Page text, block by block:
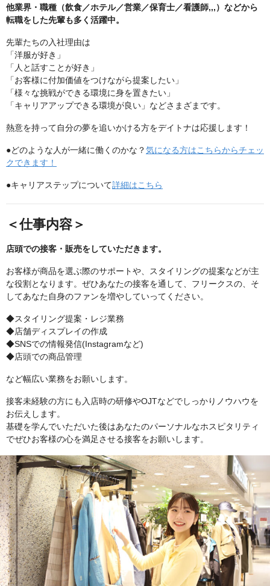
他業界・職種（飲食／ホテル／営業／保育士／看護師,,,）などから
転職をした先輩も多く活躍中。
先輩たちの入社理由は
「洋服が好き」
「人と話すことが好き」
「お客様に付加価値をつけながら提案したい」
「様々な挑戦ができる環境に身を置きたい」
「キャリアアップできる環境が良い」などさまざまです。
熱意を持って自分の夢を追いかける方をデイトナは応援します！
●どのような人が一緒に働くのかな？気になる方はこちらからチェッ
クできます！
●キャリアステップについて詳細はこちら
＜仕事内容＞
店頭での接客・販売をしていただきます。
お客様が商品を選ぶ際のサポートや、スタイリングの提案などが主
な役割となります。ぜひあなたの接客を通して、フリークスの、そ
してあなた自身のファンを増やしていってください。
◆スタイリング提案・レジ業務
◆店舗ディスプレイの作成
◆SNSでの情報発信(Instagramなど)
◆店頭での商品管理
など幅広い業務をお願いします。
接客未経験の方にも入店時の研修やOJTなどでしっかりノウハウを
お伝えします。
基礎を学んでいただいた後はあなたのパーソナルなホスピタリティ
でぜひお客様の心を満足させる接客をお願いします。